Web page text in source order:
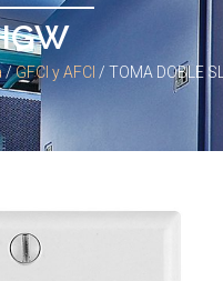
/GFCI y AFCI / TOMA DOBLE